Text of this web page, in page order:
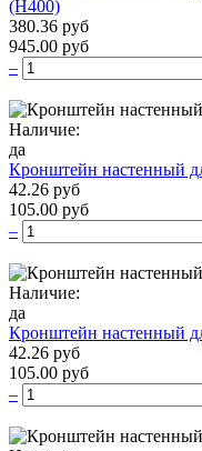
(H400)
380.36 руб
945.00 руб
–
Наличие:
да
Кронштейн настенный
42.26 руб
105.00 руб
–
Наличие:
да
Кронштейн настенный
42.26 руб
105.00 руб
–